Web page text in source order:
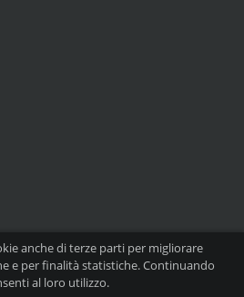
anche di terze parti per migliorare
e per finalità statistiche. Continuando
al loro utilizzo.